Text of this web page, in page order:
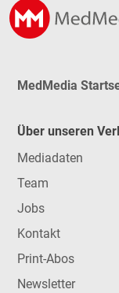
MedMedia
Über unseren
Mediadaten
Team
Jobs
Kontakt
Print-Abos
Newsletter